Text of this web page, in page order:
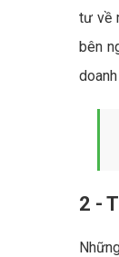
tư về
bên
2 -